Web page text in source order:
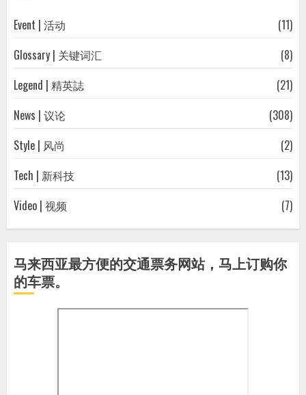
Event | 活动
(11)
Glossary | 关键词汇
(8)
Legend | 精英誌
(21)
News | 议论
(308)
Style | 风尚
(2)
Tech | 新科技
(13)
Video | 视频
(7)
马来西亚最方便的交通票务网站，马上订购你
的车票。